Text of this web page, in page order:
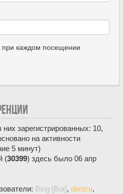
при каждом посещении
них зарегистрированных: 10,
на активности
5 минут)
(30399) здесь было 06 апр
Bing [Bot], denizu,